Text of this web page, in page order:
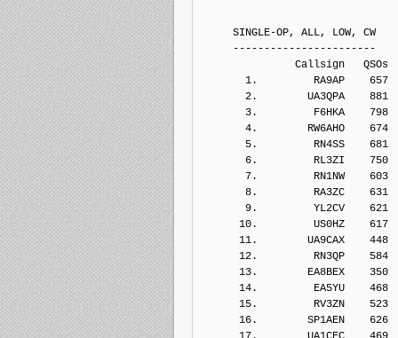
SINGLE-OP, ALL, LOW, CW
-----------------------
Callsign   QSOs  Points
1.         RA9AP    657
2.        UA3QPA    881
3.         F6HKA    798
4.        RW6AHO    674
5.         RN4SS    681
6.         RL3ZI    750
7.         RN1NW    603
8.         RA3ZC    631
9.         YL2CV    621
10.         US0HZ    617
11.        UA9CAX    448
12.         RN3QP    584
13.        EA8BEX    350
14.         EA5YU    468
15.         RV3ZN    523
16.        SP1AEN    626